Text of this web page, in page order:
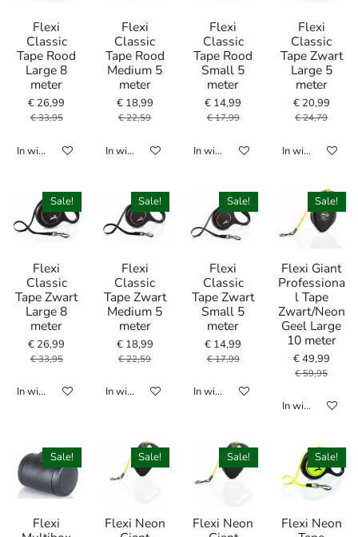
Flexi
Classic
Tape Rood
Large 8
meter
€ 26,99
€ 33,95
In winkelwagen
Flexi
Classic
Tape Rood
Medium 5
meter
€ 18,99
€ 22,59
In winkelwagen
Flexi
Classic
Tape Rood
Small 5
meter
€ 14,99
€ 17,99
In winkelwagen
Flexi
Classic
Tape Zwart
Large 5
meter
€ 20,99
€ 24,79
In winkelwagen
Sale!
Flexi
Classic
Tape Zwart
Large 8
meter
€ 26,99
€ 33,95
In winkelwagen
Sale!
Flexi
Classic
Tape Zwart
Medium 5
meter
€ 18,99
€ 22,59
In winkelwagen
Sale!
Flexi
Classic
Tape Zwart
Small 5
meter
€ 14,99
€ 17,99
In winkelwagen
Sale!
Flexi Giant
Professiona
l Tape
Zwart/Neon
Geel Large
10 meter
€ 49,99
€ 59,95
In winkelwagen
Sale!
Flexi
Sale!
Flexi Neon
Sale!
Flexi Neon
Sale!
Flexi Neon